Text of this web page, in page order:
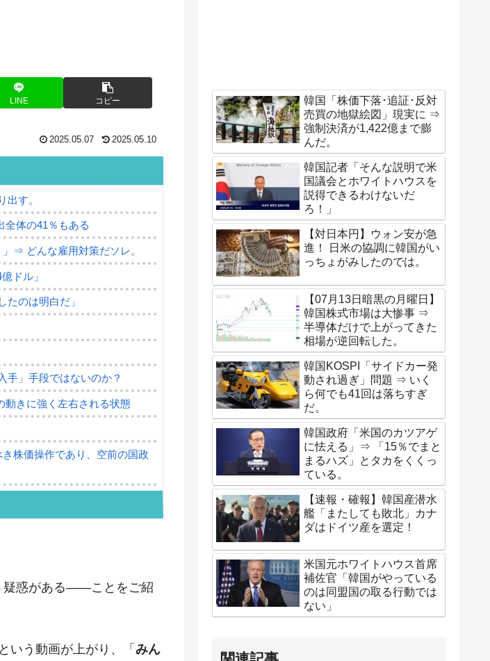
LINE コピー
2025.05.07 2025.05.10
す。
全体の41％もある
⇒ どんな雇用対策だソレ。
ドル」
のは明白だ」
手」手段ではないのか？
きに強く左右される状態
株価操作であり、空前の国政
む。
示す現況は決して良くない。
のでは。
疑惑がある――ことをご紹
いう動画が上がり、「 みん
韓国「株価下落･追証･反対
売買の地獄絵図」現実に ⇒
強制決済が1,422億まで膨
んだ。
韓国記者「そんな説明で米
国議会とホワイトハウスを
説得できるわけないだ
ろ！」
【対日本円】ウォン安が急
進！ 日米の協調に韓国がい
っちょがみしたのでは。
【07月13日暗黒の月曜日】
韓国株式市場は大惨事 ⇒
半導体だけで上がってきた
相場が逆回転した。
韓国KOSPI「サイドカー発
動され過ぎ」問題 ⇒ いく
ら何でも41回は落ちすぎ
だ。
韓国政府「米国のカツアゲ
に怯える」⇒ 「15％でまと
まるハズ」とタカをくくっ
ている。
【速報・確報】韓国産潜水
艦「またしても敗北」カナ
ダはドイツ産を選定！
米国元ホワイトハウス首席
補佐官「韓国がやっている
のは同盟国の取る行動では
ない」